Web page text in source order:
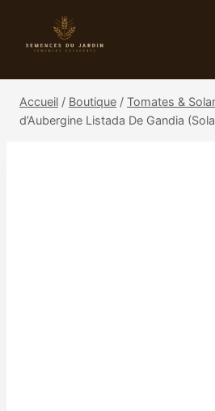
contenu
Accueil / Boutique / Tomates &
d’Aubergine Listada De Gandia